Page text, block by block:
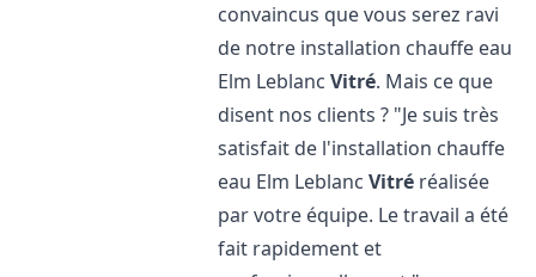
convaincus que vous serez ravi
de notre installation chauffe eau
Elm LeblancVitré. Mais ce que
disent nos clients ? "Je suis très
satisfait de l'installation chauffe
eau Elm LeblancVitré réalisée
par votre équipe. Le travail a été
fait rapidement et